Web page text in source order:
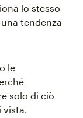
lo stesso
tendenza
le
solo di ciò
vista.